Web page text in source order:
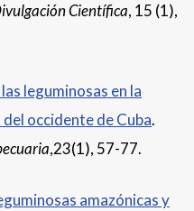
Científica, 15 (1),
leguminosas en la
occidente de Cuba.
,23(1), 57-77.
amazónicas y